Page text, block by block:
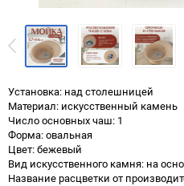
Установка: над столешницей
Материал: искусственный камень
Число основных чаш: 1
Форма: овальная
Цвет: бежевый
Вид искусственного камня: на
Название расцветки от